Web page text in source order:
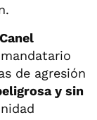
de agresión
y sin